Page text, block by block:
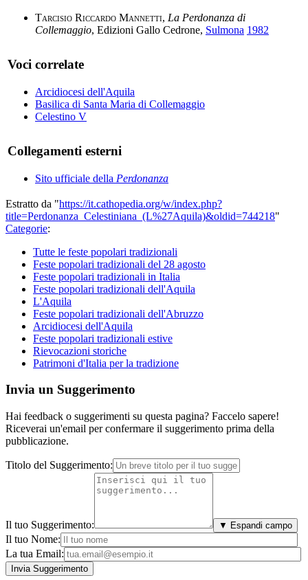
Tarcisio Riccardo Mannetti, La Perdonanza di
Collemaggio, Edizioni Gallo Cedrone, Sulmona 1982
Voci correlate
Arcidiocesi dell'Aquila
Basilica di Santa Maria di Collemaggio
Celestino V
Collegamenti esterni
Sito ufficiale della Perdonanza
Estratto da "https://it.cathopedia.org/w/index.php?
title=Perdonanza_Celestiniana_(L%27Aquila)&oldid=744218"
Categorie:
Tutte le feste popolari tradizionali
Feste popolari tradizionali del 28 agosto
Feste popolari tradizionali in Italia
Feste popolari tradizionali dell'Aquila
L'Aquila
Feste popolari tradizionali dell'Abruzzo
Arcidiocesi dell'Aquila
Feste popolari tradizionali estive
Rievocazioni storiche
Patrimoni d'Italia per la tradizione
Invia un Suggerimento
Hai feedback o suggerimenti su questa pagina? Faccelo sapere!
Riceverai un'email per confermare il suggerimento prima della
pubblicazione.
Titolo del Suggerimento:
Il tuo Suggerimento: ▼ Espandi campo
Il tuo Nome:
La tua Email: